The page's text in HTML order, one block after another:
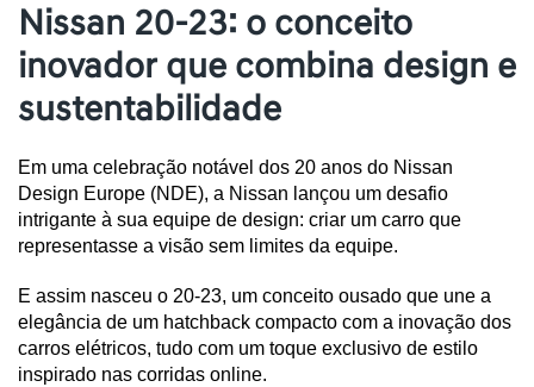
Nissan 20-23: o conceito
inovador que combina design e
sustentabilidade
Em uma celebração notável dos 20 anos do Nissan
Design Europe (NDE), a Nissan lançou um desafio
intrigante à sua equipe de design: criar um carro que
representasse a visão sem limites da equipe.
E assim nasceu o 20-23, um conceito ousado que une a
elegância de um hatchback compacto com a inovação dos
carros elétricos, tudo com um toque exclusivo de estilo
inspirado nas corridas online.